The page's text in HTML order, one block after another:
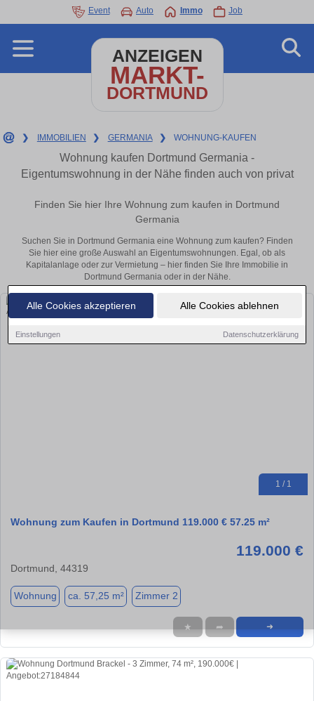
Alle Cookies akzeptieren Alle Cookies ablehnen
Einstellungen Datenschutzerklärung
Event Auto Immo Job
ANZEIGEN
MARKT-
DORTMUND
❯ IMMOBILIEN ❯ GERMANIA ❯ WOHNUNG-KAUFEN
Wohnung kaufen Dortmund Germania -
Eigentumswohnung in der Nähe finden auch von privat
Finden Sie hier Ihre Wohnung zum kaufen in Dortmund
Germania
Suchen Sie in Dortmund Germania eine Wohnung zum kaufen? Finden
Sie hier eine große Auswahl an Eigentumswohnungen. Egal, ob als
Kapitalanlage oder zur Vermietung – hier finden Sie Ihre Immobilie in
Dortmund Germania oder in der Nähe.
1 / 1
Wohnung zum Kaufen in Dortmund 119.000 € 57.25 m²
119.000 €
Dortmund, 44319
Wohnung ca. 57,25 m² Zimmer 2
★ ➦ ➜